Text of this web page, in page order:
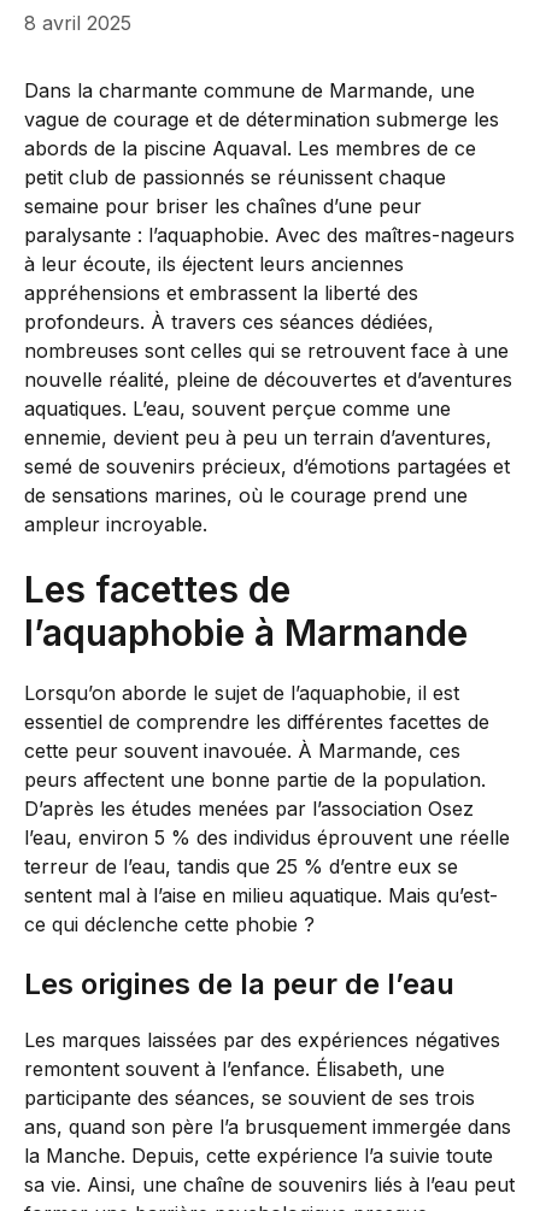
8 avril 2025
Dans la charmante commune de Marmande, une
vague de courage et de détermination submerge les
abords de la piscine Aquaval. Les membres de ce
petit club de passionnés se réunissent chaque
semaine pour briser les chaînes d’une peur
paralysante : l’aquaphobie. Avec des maîtres-nageurs
à leur écoute, ils éjectent leurs anciennes
appréhensions et embrassent la liberté des
profondeurs. À travers ces séances dédiées,
nombreuses sont celles qui se retrouvent face à une
nouvelle réalité, pleine de découvertes et d’aventures
aquatiques. L’eau, souvent perçue comme une
ennemie, devient peu à peu un terrain d’aventures,
semé de souvenirs précieux, d’émotions partagées et
de sensations marines, où le courage prend une
ampleur incroyable.
Les facettes de
l’aquaphobie à Marmande
Lorsqu’on aborde le sujet de l’aquaphobie, il est
essentiel de comprendre les différentes facettes de
cette peur souvent inavouée. À Marmande, ces
peurs affectent une bonne partie de la population.
D’après les études menées par l’association Osez
l’eau, environ 5 % des individus éprouvent une réelle
terreur de l’eau, tandis que 25 % d’entre eux se
sentent mal à l’aise en milieu aquatique. Mais qu’est-
ce qui déclenche cette phobie ?
Les origines de la peur de l’eau
Les marques laissées par des expériences négatives
remontent souvent à l’enfance. Élisabeth, une
participante des séances, se souvient de ses trois
ans, quand son père l’a brusquement immergée dans
la Manche. Depuis, cette expérience l’a suivie toute
sa vie. Ainsi, une chaîne de souvenirs liés à l’eau peut